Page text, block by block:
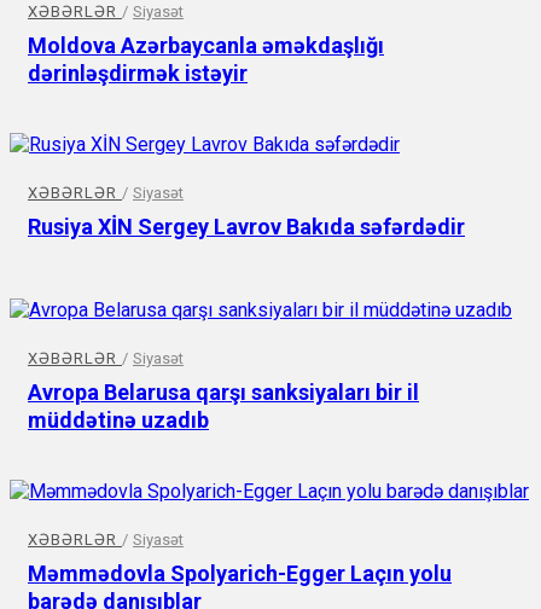
XƏBƏRLƏR / Siyasət
Moldova Azərbaycanla əməkdaşlığı
dərinləşdirmək istəyir
XƏBƏRLƏR / Siyasət
Rusiya XİN Sergey Lavrov Bakıda səfərdədir
XƏBƏRLƏR / Siyasət
Avropa Belarusa qarşı sanksiyaları bir il
müddətinə uzadıb
XƏBƏRLƏR / Siyasət
Məmmədovla Spolyarich-Egger Laçın yolu
barədə danışıblar